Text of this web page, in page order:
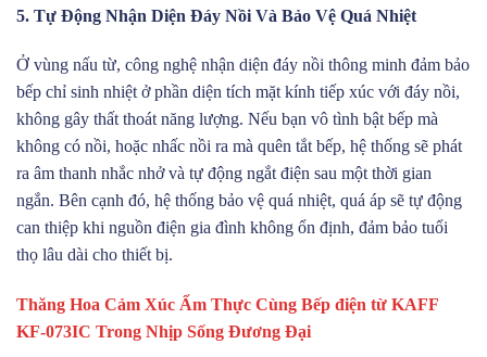
5. Tự Động Nhận Diện Đáy Nồi Và Bảo Vệ Quá Nhiệt
Ở vùng nấu từ, công nghệ nhận diện đáy nồi thông minh đảm bảo
bếp chỉ sinh nhiệt ở phần diện tích mặt kính tiếp xúc với đáy nồi,
không gây thất thoát năng lượng. Nếu bạn vô tình bật bếp mà
không có nồi, hoặc nhấc nồi ra mà quên tắt bếp, hệ thống sẽ phát
ra âm thanh nhắc nhở và tự động ngắt điện sau một thời gian
ngắn. Bên cạnh đó, hệ thống bảo vệ quá nhiệt, quá áp sẽ tự động
can thiệp khi nguồn điện gia đình không ổn định, đảm bảo tuổi
thọ lâu dài cho thiết bị.
Thăng Hoa Cảm Xúc Ẩm Thực Cùng Bếp điện từ KAFF
KF-073IC Trong Nhịp Sống Đương Đại